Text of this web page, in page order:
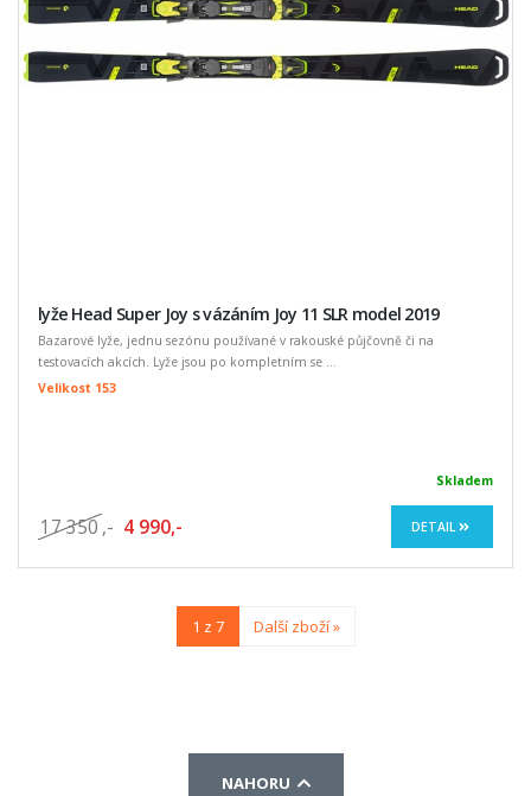
lyže Head Super Joy s vázáním Joy 11 SLR model 2019
Bazarové lyže, jednu sezónu používané v rakouské půjčovně či na
testovacích akcích. Lyže jsou po kompletním se ...
Velikost 153
Skladem
17 350 ,- 4 990,- DETAIL
1 z 7 Další zboží »
NAHORU